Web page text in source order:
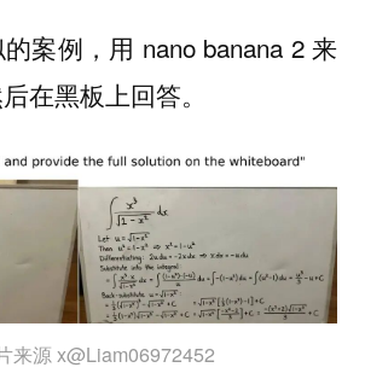
案例，用 nano banana 2 来
在黑板上回答。
来源 x@Liam06972452